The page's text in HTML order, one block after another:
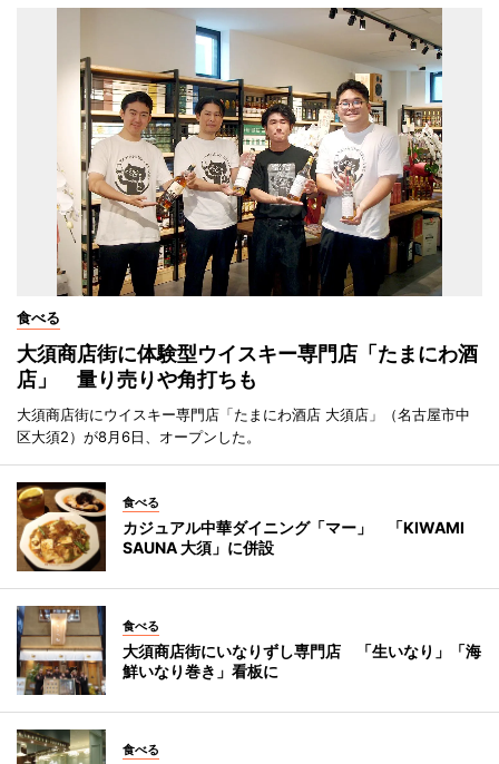
食べる
大須商店街に体験型ウイスキー専門店「たまにわ酒
店」 量り売りや角打ちも
大須商店街にウイスキー専門店「たまにわ酒店 大須店」（名古屋市中
区大須2）が8月6日、オープンした。
食べる
カジュアル中華ダイニング「マー」 「KIWAMI
SAUNA 大須」に併設
食べる
大須商店街にいなりずし専門店 「生いなり」「海
鮮いなり巻き」看板に
食べる